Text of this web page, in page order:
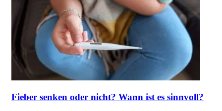
Fieber senken oder nicht? Wann ist es sinnvoll?